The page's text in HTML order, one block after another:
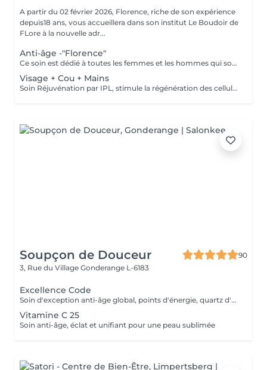
A partir du 02 février 2026, Florence, riche de son expérience
depuis18 ans, vous accueillera dans son institut Le Boudoir de
FLore à la nouvelle adr...
Anti-âge -"Florence"
Ce soin est dédié à toutes les femmes et les hommes qui souhaitent des résultats dès la première séance et surtout pour celles et ceux qui souffrent de leurs rides profondes. Riche de mes expériences professionnelles depuis plus de 12 ans en institut, j'ai décidé de créer mes propres protocoles de soin. Ce soin allie plusieurs techniques, dont la madérothérapie et la luminothérapie. A ces techniques j'applique tout au long du soin des concentrés de produits performants de marque médicale esthétique. Les résultats sont ainsi visibles dès la première séance.
Visage + Cou + Mains
Soin Réjuvénation par IPL, stimule la régénération des cellules de collagène et atténue les taches pigmentaires
Soupçon de Douceur
90
3, Rue du Village Gonderange L-6183
Excellence Code
Soin d'exception anti-âge global, points d'énergie, quartz d'aventurine, masque premium en biocellulose
Vitamine C 25
Soin anti-âge, éclat et unifiant pour une peau sublimée